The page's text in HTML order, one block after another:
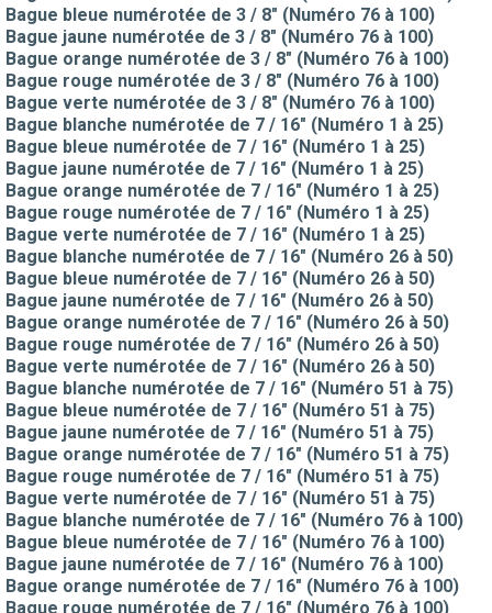
Bague bleue numérotée de 3 / 8" (Numéro 76 à 100)
Bague jaune numérotée de 3 / 8" (Numéro 76 à 100)
Bague orange numérotée de 3 / 8" (Numéro 76 à 100)
Bague rouge numérotée de 3 / 8" (Numéro 76 à 100)
Bague verte numérotée de 3 / 8" (Numéro 76 à 100)
Bague blanche numérotée de 7 / 16" (Numéro 1 à 25)
Bague bleue numérotée de 7 / 16" (Numéro 1 à 25)
Bague jaune numérotée de 7 / 16" (Numéro 1 à 25)
Bague orange numérotée de 7 / 16" (Numéro 1 à 25)
Bague rouge numérotée de 7 / 16" (Numéro 1 à 25)
Bague verte numérotée de 7 / 16" (Numéro 1 à 25)
Bague blanche numérotée de 7 / 16" (Numéro 26 à 50)
Bague bleue numérotée de 7 / 16" (Numéro 26 à 50)
Bague jaune numérotée de 7 / 16" (Numéro 26 à 50)
Bague orange numérotée de 7 / 16" (Numéro 26 à 50)
Bague rouge numérotée de 7 / 16" (Numéro 26 à 50)
Bague verte numérotée de 7 / 16" (Numéro 26 à 50)
Bague blanche numérotée de 7 / 16" (Numéro 51 à 75)
Bague bleue numérotée de 7 / 16" (Numéro 51 à 75)
Bague jaune numérotée de 7 / 16" (Numéro 51 à 75)
Bague orange numérotée de 7 / 16" (Numéro 51 à 75)
Bague rouge numérotée de 7 / 16" (Numéro 51 à 75)
Bague verte numérotée de 7 / 16" (Numéro 51 à 75)
Bague blanche numérotée de 7 / 16" (Numéro 76 à 100)
Bague bleue numérotée de 7 / 16" (Numéro 76 à 100)
Bague jaune numérotée de 7 / 16" (Numéro 76 à 100)
Bague orange numérotée de 7 / 16" (Numéro 76 à 100)
Bague rouge numérotée de 7 / 16" (Numéro 76 à 100)